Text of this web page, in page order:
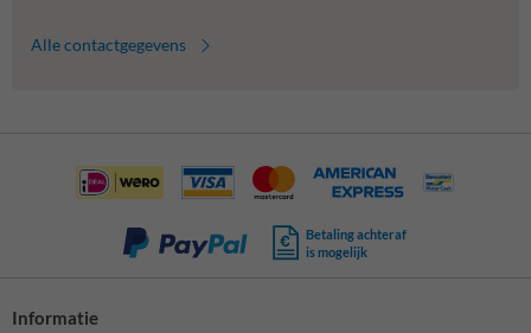
Alle contactgegevens
Betaling achteraf
is mogelijk
Informatie